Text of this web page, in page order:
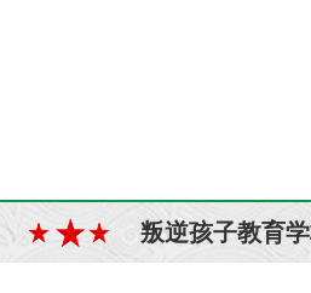
叛逆孩子教育